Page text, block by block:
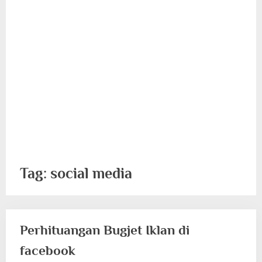
Tag: social media
Perhituangan Bugjet Iklan di
facebook